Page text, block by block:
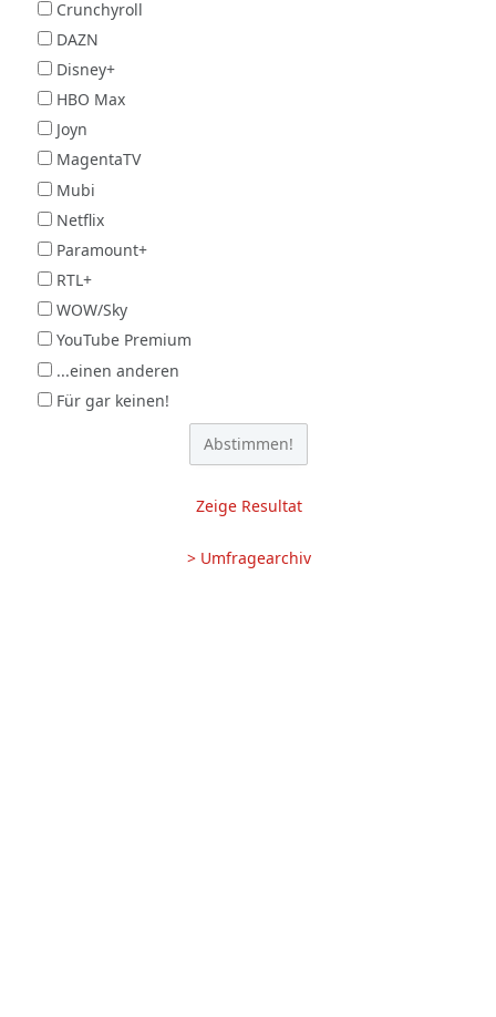
Crunchyroll
DAZN
Disney+
HBO Max
Joyn
MagentaTV
Mubi
Netflix
Paramount+
RTL+
WOW/Sky
YouTube Premium
...einen anderen
Für gar keinen!
Zeige Resultat
> Umfragearchiv